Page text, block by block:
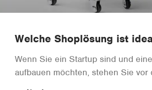
Welche Shoplösung ist
Wenn Sie ein Startup sind und
aufbauen möchten, stehen Sie vor